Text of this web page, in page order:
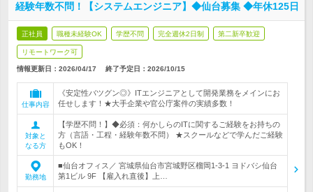
経験年数不問！【システムエンジニア】◆仙台募集 ◆年休125日
正社員 職種未経験OK 学歴不問 完全週休2日制 第二新卒歓迎
リモートワーク可
情報更新日：2026/04/17 終了予定日： 2026/10/15
仕事内容
《安定性バツグン◎》ITエンジニアとして開発業務をメインにお
任せします！★大手企業や官公庁案件の実績多数！
対象と
なる方
【学歴不問！】◆必須：何かしらのITに関するご経験をお持ちの
方（言語・工程・経験年数不問） ★スクールなどで学んだご経験
もOK！
勤務地
■仙台オフィス／ 宮城県仙台市宮城野区榴岡1-3-1 ヨドバシ仙台
第1ビル 9F 【雇入れ直後】上…